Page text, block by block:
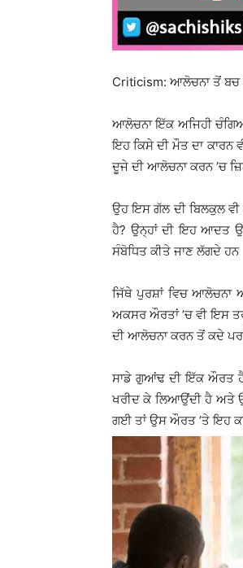
Criticism: ਆਲੋਚਨਾ ਤੋਂ ਬਚ
ਆਲੋਚਨਾ ਇੱਕ ਅਜਿਹੀ
ਇਹ ਕਿਸੇ ਦੀ ਮੌਤ ਦਾ ਕਾਰਨ
ਦੂਜੇ ਦੀ ਆਲੋਚਨਾ ਕਰਨ ’ਚ
ਉਹ ਇਸ ਗੱਲ ਦੀ ਬਿਲਕੁਲ
ਹੈ? ਉਨ੍ਹਾਂ ਦੀ ਇਹ ਆਦਤ
ਸੰਬੋਧਿਤ ਕੀਤੇ ਜਾਣ ਲੱਗਦੇ ਹਨ
ਜਿੱਥੇ ਪੁਰਸ਼ਾਂ ਵਿਚ ਆਲੋਚਨਾ
ਅਕਸਰ ਔਰਤਾਂ ’ਚ ਵੀ ਇਸ
ਦੀ ਆਲੋਚਨਾ ਕਰਨ ਤੋਂ ਕਦੇ
ਸਾਡੇ ਗੁਆਂਢ ਦੀ ਇੱਕ ਔਰਤ ਹੈ
ਖਰੀਦ ਕੇ ਲਿਆਉਂਦੀ ਹੈ ਅਤੇ
ਗਈ ਤਾਂ ਉਸ ਔਰਤ ’ਤੇ ਇਹ